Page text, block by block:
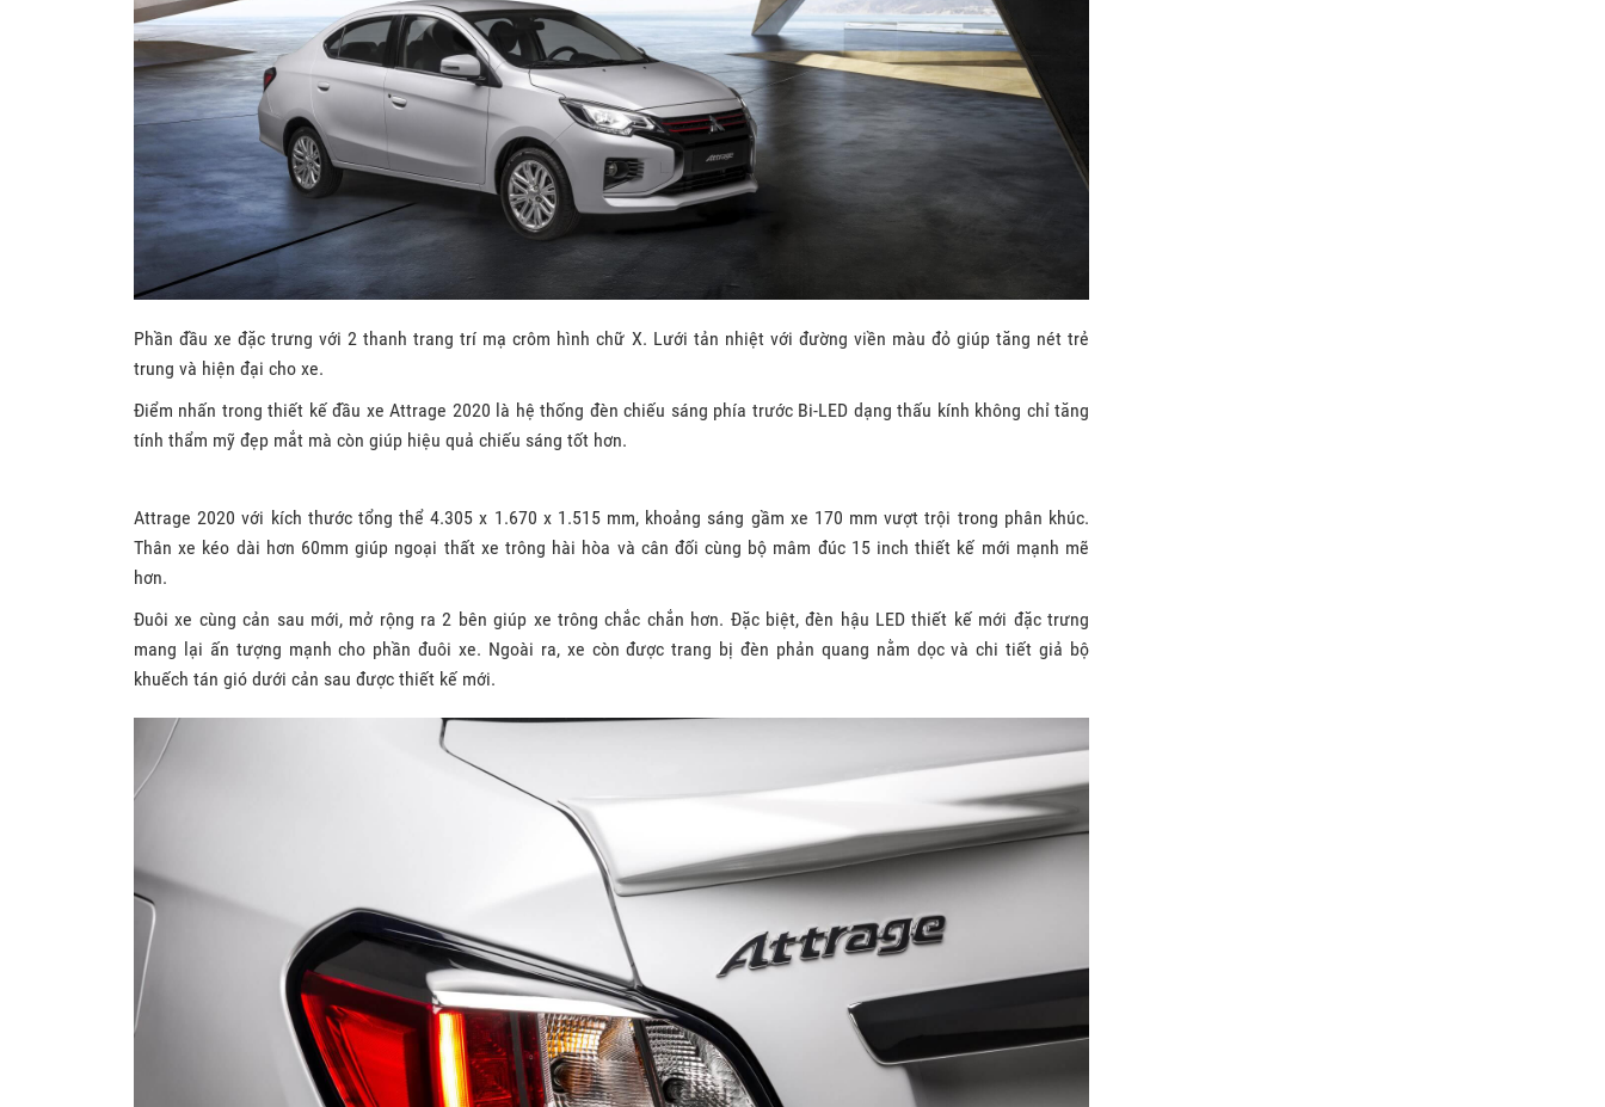
Phần đầu xe đặc trưng với 2 thanh trang trí mạ crôm hình chữ X. Lưới tản nhiệt với đường viền màu đỏ giúp tăng nét trẻ
trung và hiện đại cho xe.
Điểm nhấn trong thiết kế đầu xe Attrage 2020 là hệ thống đèn chiếu sáng phía trước Bi-LED dạng thấu kính không chỉ tăng
tính thẩm mỹ đẹp mắt mà còn giúp hiệu quả chiếu sáng tốt hơn.
Attrage 2020 với kích thước tổng thể 4.305 x 1.670 x 1.515 mm, khoảng sáng gầm xe 170 mm vượt trội trong phân khúc.
Thân xe kéo dài hơn 60mm giúp ngoại thất xe trông hài hòa và cân đối cùng bộ mâm đúc 15 inch thiết kế mới mạnh mẽ
hơn.
Đuôi xe cùng cản sau mới, mở rộng ra 2 bên giúp xe trông chắc chắn hơn. Đặc biệt, đèn hậu LED thiết kế mới đặc trưng
mang lại ấn tượng mạnh cho phần đuôi xe. Ngoài ra, xe còn được trang bị đèn phản quang nằm dọc và chi tiết giả bộ
khuếch tán gió dưới cản sau được thiết kế mới.